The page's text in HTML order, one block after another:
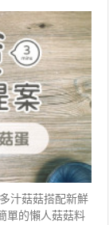
汁菇菇搭配新鮮
單的懶人菇菇料